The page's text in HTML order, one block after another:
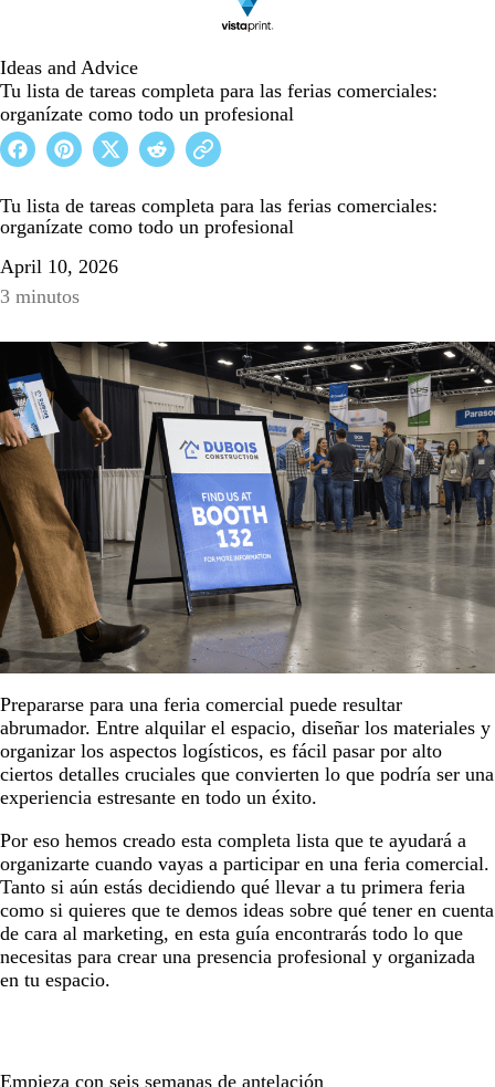
Ideas and Advice
Tu lista de tareas completa para las ferias comerciales:
organízate como todo un profesional
Tu lista de tareas completa para las ferias comerciales:
organízate como todo un profesional
April 10, 2026
3 minutos
Prepararse para una feria comercial puede resultar
abrumador. Entre alquilar el espacio, diseñar los materiales y
organizar los aspectos logísticos, es fácil pasar por alto
ciertos detalles cruciales que convierten lo que podría ser una
experiencia estresante en todo un éxito.
Por eso hemos creado esta completa lista que te ayudará a
organizarte cuando vayas a participar en una feria comercial.
Tanto si aún estás decidiendo qué llevar a tu primera feria
como si quieres que te demos ideas sobre qué tener en cuenta
de cara al marketing, en esta guía encontrarás todo lo que
necesitas para crear una presencia profesional y organizada
en tu espacio.
Empieza con seis semanas de antelación